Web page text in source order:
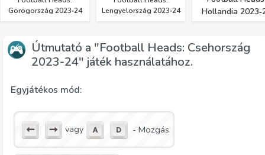
Görögország 2023‑24
Lengyelország 2023‑24
Hollandia
Útmutató a "Football Heads: Csehország
2023-24" játék használatához.
Egyjátékos mód:
vagy - Mozgás